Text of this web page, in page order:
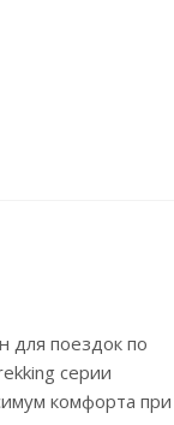
для поездок по
серии
комфорта при